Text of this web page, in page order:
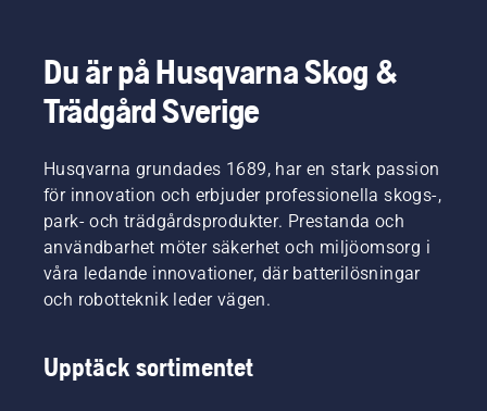
Du är på Husqvarna Skog &
Trädgård Sverige
Husqvarna grundades 1689, har en stark passion
för innovation och erbjuder professionella skogs-,
park- och trädgårdsprodukter. Prestanda och
användbarhet möter säkerhet och miljöomsorg i
våra ledande innovationer, där batterilösningar
och robotteknik leder vägen.
Upptäck sortimentet